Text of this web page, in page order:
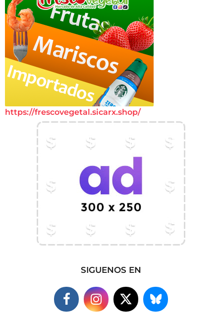
https://frescovegetal.sicarx.shop/
SIGUENOS EN